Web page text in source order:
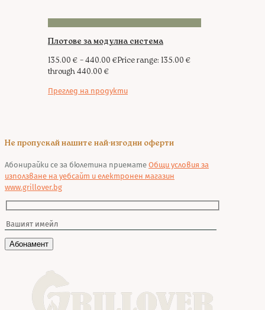
Плотове за модулна система
135.00 € –440.00 €Price range: 135.00 €
through 440.00 €
Преглед на продукти
Не пропускай нашите най-изгодни оферти
Абонирайки се за бюлетина приемате Общи условия за
използване на уебсайт и електронен магазин
www.grillover.bg